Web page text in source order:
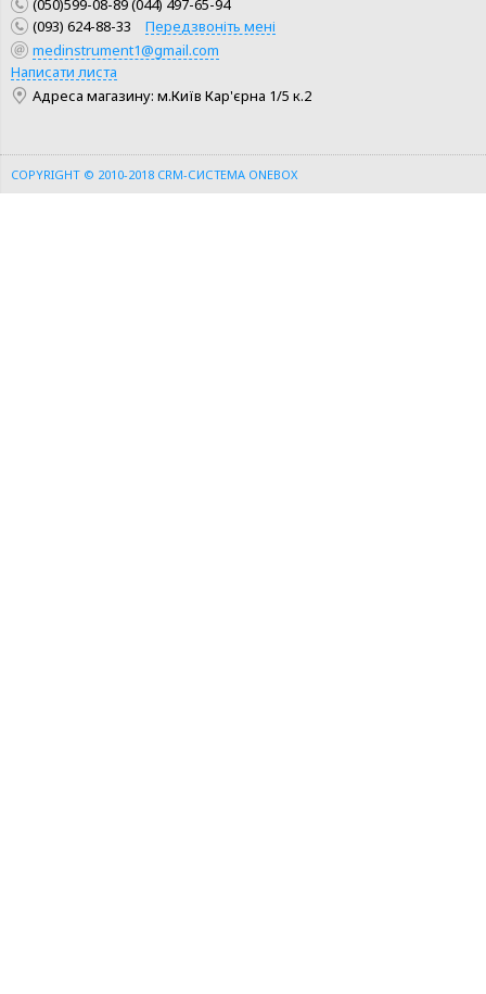
КУПИТИ
ШВИДКА ПОКУПКА
(050)599-08-89 (044) 497-65-94
(093) 624-88-33
Передзвоніть мені
medinstrument1@gmail.com
Написати листа
Адреса магазину: м.Київ Кар'єрна 1/5 к.2
COPYRIGHT © 2010-2018 CRM-СИСТЕМА ONEBOX